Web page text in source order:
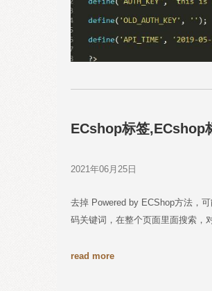
ECshop标签,ECshop
2021年06月25日
去掉 Powered by ECShop方法，
码关键词，在整个页面里面搜索，
read more